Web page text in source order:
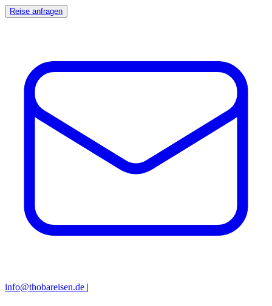
Reise anfragen
info@thobareisen.de |